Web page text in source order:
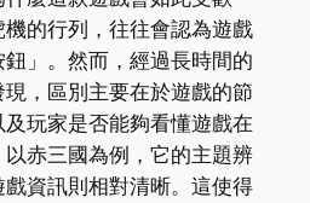
的行列，往往會認為遊戲
」。然而，經過長時間的
，區別主要在於遊戲的節
玩家是否能夠看懂遊戲在
以赤三國為例，它的主題辨
資訊則相對清晰。這使得